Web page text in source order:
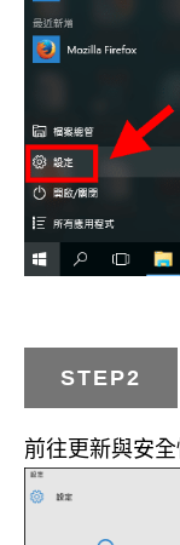
STEP2
前往更新與安